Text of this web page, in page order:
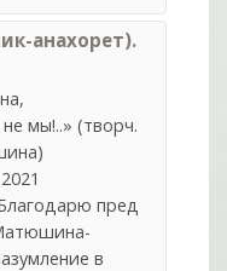
анахорет).
мы!..» (творч.
пред
в